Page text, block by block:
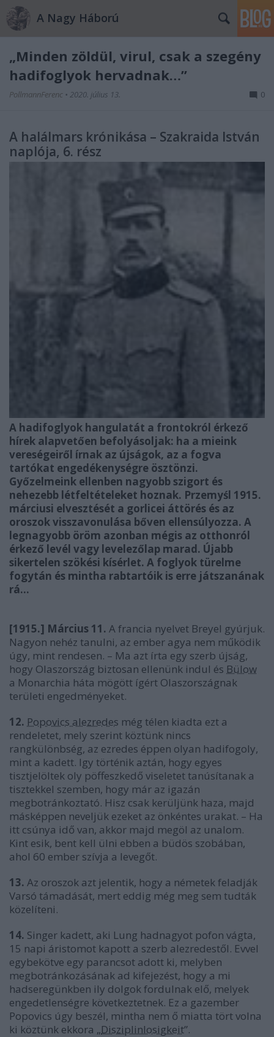
A Nagy Háború
„Minden zöldül, virul, csak a szegény
hadifoglyok hervadnak…”
PollmannFerenc • 2020. július 13. 0
A halálmars krónikása – Szakraida István
naplója, 6. rész
A hadifoglyok hangulatát a frontokról érkező
hírek alapvetően befolyásoljak: ha a mieink
vereségeiről írnak az újságok, az a fogva
tartókat engedékenységre ösztönzi.
Győzelmeink ellenben nagyobb szigort és
nehezebb létfeltételeket hoznak. Przemyśl 1915.
márciusi elvesztését a gorlicei áttörés és az
oroszok visszavonulása bőven ellensúlyozza. A
legnagyobb öröm azonban mégis az otthonról
érkező levél vagy levelezőlap marad. Újabb
sikertelen szökési kísérlet. A foglyok türelme
fogytán és mintha rabtartóik is erre játszanának
rá…
[1915.] Március 11. A francia nyelvet Breyel gyúrjuk.
Nagyon nehéz tanulni, az ember agya nem működik
úgy, mint rendesen. – Ma azt írta egy szerb újság,
hogy Olaszország biztosan ellenünk indul és Bülow
a Monarchia háta mögött ígért Olaszországnak
területi engedményeket.
12. Popovics alezredes még télen kiadta ezt a
rendeletet, mely szerint köztünk nincs
rangkülönbség, az ezredes éppen olyan hadifogoly,
mint a kadett. Igy történik aztán, hogy egyes
tisztjelöltek oly pöffeszkedő viseletet tanúsítanak a
tisztekkel szemben, hogy már az igazán
megbotránkoztató. Hisz csak kerüljünk haza, majd
másképpen neveljük ezeket az önkéntes urakat. – Ha
itt csúnya idő van, akkor majd megöl az unalom.
Kint esik, bent kell ülni ebben a büdös szobában,
ahol 60 ember szívja a levegőt.
13. Az oroszok azt jelentik, hogy a németek feladják
Varsó támadását, mert eddig még meg sem tudták
közelíteni.
14. Singer kadett, aki Lung hadnagyot pofon vágta,
15 napi áristomot kapott a szerb alezredestől. Evvel
egybekötve egy parancsot adott ki, melyben
megbotránkozásának ad kifejezést, hogy a mi
hadseregünkben ily dolgok fordulnak elő, melyek
engedetlenségre következtetnek. Ez a gazember
Popovics úgy beszél, mintha nem ő miatta tört volna
ki köztünk ekkora „Disziplinlosigkeit”.